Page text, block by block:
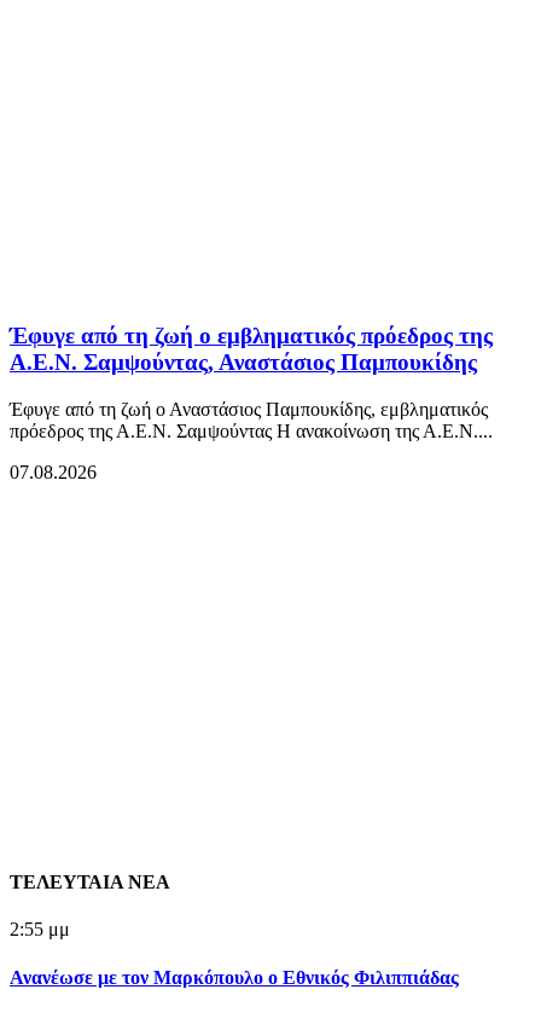
Έφυγε από τη ζωή ο εμβληματικός πρόεδρος της
Α.Ε.Ν. Σαμψούντας, Αναστάσιος Παμπουκίδης
Έφυγε από τη ζωή ο Αναστάσιος Παμπουκίδης, εμβληματικός
πρόεδρος της Α.Ε.Ν. Σαμψούντας Η ανακοίνωση της Α.Ε.Ν....
07.08.2026
ΤΕΛΕΥΤΑΙΑ ΝΕΑ
2:55 μμ
Ανανέωσε με τον Μαρκόπουλο ο Εθνικός Φιλιππιάδας